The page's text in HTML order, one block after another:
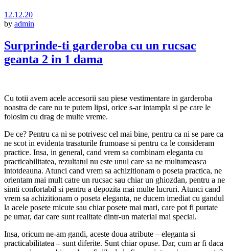
12.12.20
by admin
Surprinde-ti garderoba cu un rucsac
geanta 2 in 1 dama
Cu totii avem acele accesorii sau piese vestimentare in garderoba
noastra de care nu te putem lipsi, orice s-ar intampla si pe care le
folosim cu drag de multe vreme.
De ce? Pentru ca ni se potrivesc cel mai bine, pentru ca ni se pare ca
ne scot in evidenta trasaturile frumoase si pentru ca le consideram
practice. Insa, in general, cand vrem sa combinam eleganta cu
practicabilitatea, rezultatul nu este unul care sa ne multumeasca
intotdeauna. Atunci cand vrem sa achizitionam o poseta practica, ne
orientam mai mult catre un rucsac sau chiar un ghiozdan, pentru a ne
simti confortabil si pentru a depozita mai multe lucruri. Atunci cand
vrem sa achizitionam o poseta eleganta, ne ducem imediat cu gandul
la acele posete micute sau chiar posete mai mari, care pot fi purtate
pe umar, dar care sunt realitate dintr-un material mai special.
Insa, oricum ne-am gandi, aceste doua atribute – eleganta si
practicabilitatea – sunt diferite. Sunt chiar opuse. Dar, cum ar fi daca